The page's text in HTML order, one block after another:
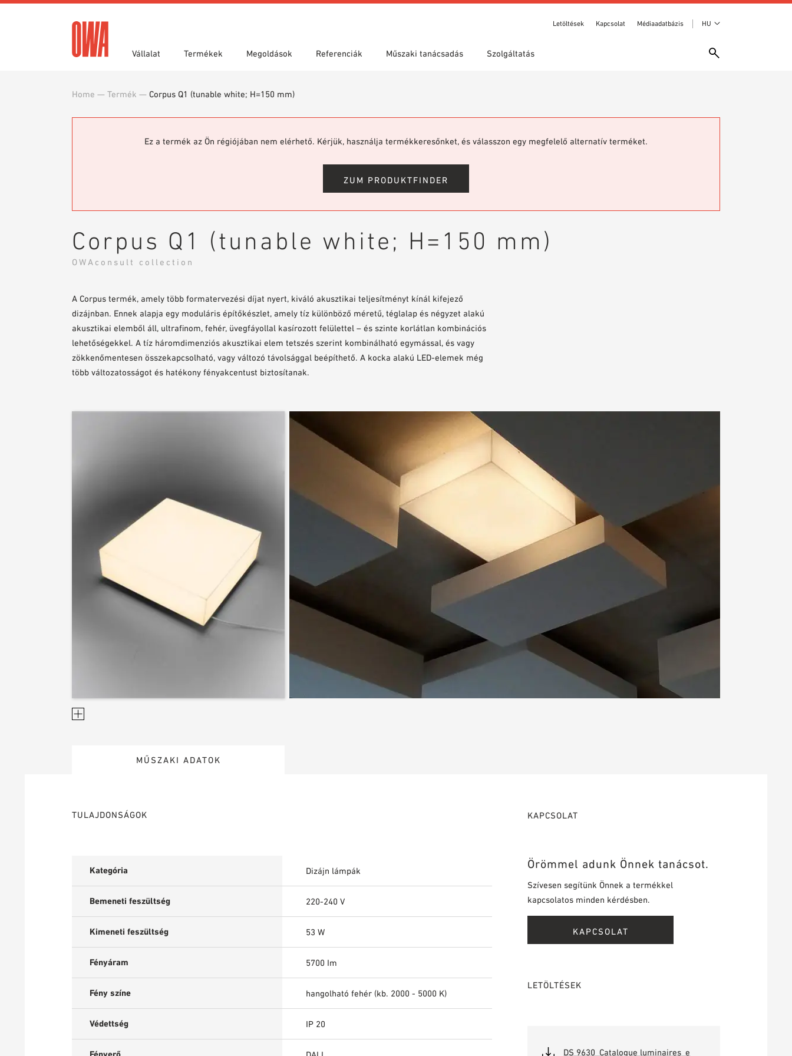
Letöltések Kapcsolat Médiaadatbázis HU
Vállalat
Díjak és kitüntetések Telephelyek
Termékek Megoldások
Funkciók Alkalmazási területek
Referenciák Műszaki tanácsadás Szolgáltatás
Köttségvetés kiírási szövegek Letöltések
Minta megrendelés
Home — Termék — Corpus Q1 (tunable white; H=150 mm)
Ez a termék az Ön régiójában nem elérhető. Kérjük, használja termékkeresőnket, és válasszon egy megfelelő alternatív terméket.
ZUM PRODUKTFINDER
Corpus Q1 (tunable white; H=150 mm)
OWAconsult collection
A Corpus termék, amely több formatervezési díjat nyert, kiváló akusztikai teljesítményt kínál kifejező
dizájnban. Ennek alapja egy moduláris építőkészlet, amely tíz különböző méretű, téglalap és négyzet alakú
akusztikai elemből áll, ultrafinom, fehér, üvegfáyollal kasírozott felülettel – és szinte korlátlan kombinációs
lehetőségekkel. A tíz háromdimenziós akusztikai elem tetszés szerint kombinálható egymással, és vagy
zökkenőmentesen összekapcsolható, vagy változó távolsággal beépíthető. A kocka alakú LED-elemek még
több változatosságot és hatékony fényakcentust biztosítanak.
MŰSZAKI ADATOK
TULAJDONSÁGOK
Kategória Dizájn lámpák
Bemeneti feszültség 220-240 V
Kimeneti feszültség 53 W
Fényáram 5700 Im
Fény színe hangolható fehér (kb. 2000 - 5000 K)
Védettség IP 20
KAPCSOLAT
Örömmel adunk Önnek tanácsot.
Szívesen segítünk Önnek a termékkel
kapcsolatos minden kérdésben.
KAPCSOLAT
LETÖLTÉSEK
DS 9630_Catalogue luminaires_e